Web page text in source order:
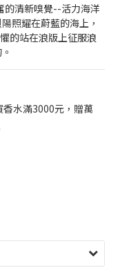
的清新嗅覺--活力海洋
照耀在蔚藍的海上，
的站在浪版上征服浪
水滿3000元，贈萬